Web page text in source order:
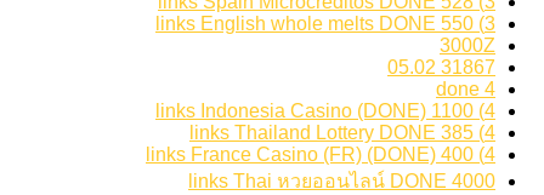
3) 550 links English whole melts DONE
3000Z
31867 05.02
4 done
4) 1100 links Indonesia Casino (DONE)
4) 385 links Thailand Lottery DONE
4) 400 links France Casino (FR) (DONE)
4000 links Thai หวยออนไลน์ DONE